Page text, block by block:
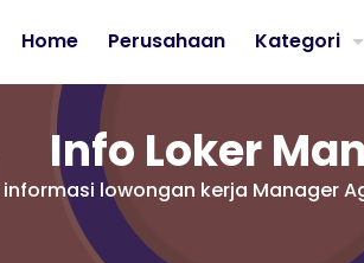
Info Loker
informasi lowongan kerja Manager
Home Perusahaan Kategori